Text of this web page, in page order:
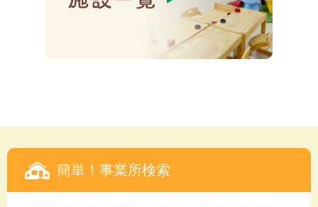
簡単！事業所検索